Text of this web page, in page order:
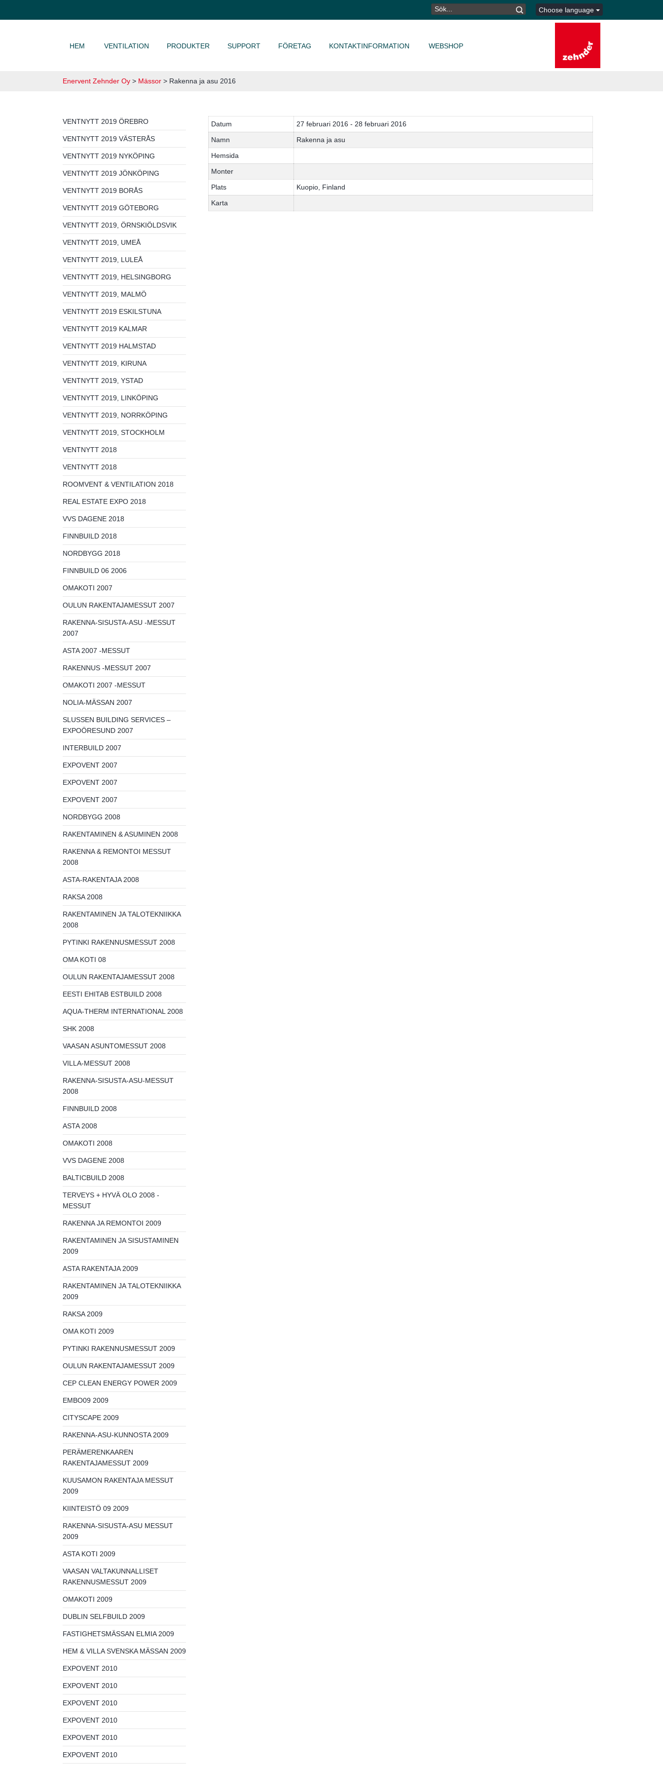
SÖK
EFTER:
Choose language
HEM VENTILATION PRODUKTER SUPPORT FÖRETAG KONTAKTINFORMATION WEBSHOP
Enervent Zehnder Oy > Mässor > Rakenna ja asu 2016
VENTNYTT 2019 ÖREBRO
VENTNYTT 2019 VÄSTERÅS
VENTNYTT 2019 NYKÖPING
VENTNYTT 2019 JÖNKÖPING
VENTNYTT 2019 BORÅS
VENTNYTT 2019 GÖTEBORG
VENTNYTT 2019, ÖRNSKIÖLDSVIK
VENTNYTT 2019, UMEÅ
VENTNYTT 2019, LULEÅ
VENTNYTT 2019, HELSINGBORG
VENTNYTT 2019, MALMÖ
VENTNYTT 2019 ESKILSTUNA
VENTNYTT 2019 KALMAR
VENTNYTT 2019 HALMSTAD
VENTNYTT 2019, KIRUNA
VENTNYTT 2019, YSTAD
VENTNYTT 2019, LINKÖPING
VENTNYTT 2019, NORRKÖPING
VENTNYTT 2019, STOCKHOLM
VENTNYTT 2018
VENTNYTT 2018
ROOMVENT & VENTILATION 2018
REAL ESTATE EXPO 2018
VVS DAGENE 2018
FINNBUILD 2018
NORDBYGG 2018
FINNBUILD 06 2006
OMAKOTI 2007
OULUN RAKENTAJAMESSUT 2007
RAKENNA-SISUSTA-ASU -MESSUT
2007
ASTA 2007 -MESSUT
RAKENNUS -MESSUT 2007
OMAKOTI 2007 -MESSUT
NOLIA-MÄSSAN 2007
SLUSSEN BUILDING SERVICES –
EXPOÖRESUND 2007
INTERBUILD 2007
EXPOVENT 2007
EXPOVENT 2007
EXPOVENT 2007
NORDBYGG 2008
RAKENTAMINEN & ASUMINEN 2008
RAKENNA & REMONTOI MESSUT
2008
ASTA-RAKENTAJA 2008
RAKSA 2008
RAKENTAMINEN JA TALOTEKNIIKKA
2008
PYTINKI RAKENNUSMESSUT 2008
OMA KOTI 08
OULUN RAKENTAJAMESSUT 2008
EESTI EHITAB ESTBUILD 2008
AQUA-THERM INTERNATIONAL 2008
SHK 2008
VAASAN ASUNTOMESSUT 2008
VILLA-MESSUT 2008
RAKENNA-SISUSTA-ASU-MESSUT
2008
FINNBUILD 2008
ASTA 2008
OMAKOTI 2008
VVS DAGENE 2008
BALTICBUILD 2008
TERVEYS + HYVÄ OLO 2008 -
MESSUT
RAKENNA JA REMONTOI 2009
RAKENTAMINEN JA SISUSTAMINEN
2009
ASTA RAKENTAJA 2009
RAKENTAMINEN JA TALOTEKNIIKKA
2009
RAKSA 2009
OMA KOTI 2009
PYTINKI RAKENNUSMESSUT 2009
OULUN RAKENTAJAMESSUT 2009
CEP CLEAN ENERGY POWER 2009
EMBO09 2009
CITYSCAPE 2009
RAKENNA-ASU-KUNNOSTA 2009
PERÄMERENKAAREN
RAKENTAJAMESSUT 2009
KUUSAMON RAKENTAJA MESSUT
2009
KIINTEISTÖ 09 2009
RAKENNA-SISUSTA-ASU MESSUT
2009
ASTA KOTI 2009
VAASAN VALTAKUNNALLISET
RAKENNUSMESSUT 2009
OMAKOTI 2009
DUBLIN SELFBUILD 2009
FASTIGHETSMÄSSAN ELMIA 2009
HEM & VILLA SVENSKA MÄSSAN 2009
EXPOVENT 2010
EXPOVENT 2010
EXPOVENT 2010
EXPOVENT 2010
EXPOVENT 2010
EXPOVENT 2010
Datum
27 februari 2016 - 28 februari 2016
Namn
Rakenna ja asu
Hemsida
Monter
Plats
Kuopio, Finland
Karta